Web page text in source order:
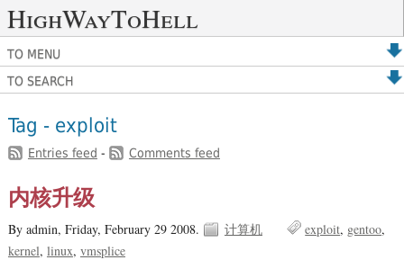
HighWayToHell
TO MENU
TO SEARCH
Tag - exploit
Entries feed - Comments feed
内核升级
By admin, Friday, February 29 2008. 计算机 exploit gentoo
kernel linux vmsplice